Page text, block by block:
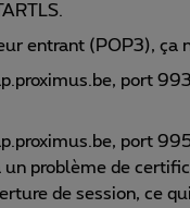
entrant (POP3), ça
port
port
problème de
de session, ce